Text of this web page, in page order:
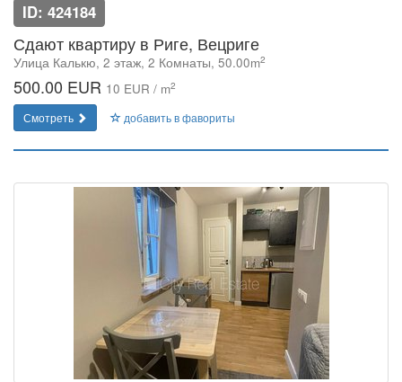
ID: 424184
Сдают квартиру в Риге, Вецриге
Улица Калькю, 2 этаж, 2 Комнаты, 50.00m2
500.00 EUR 10 EUR / m2
Смотреть добавить в фавориты